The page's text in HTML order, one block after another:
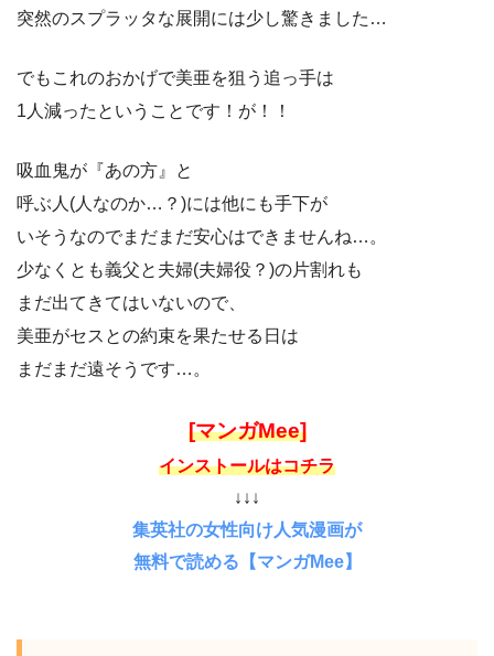
突然のスプラッタな展開には少し驚きました…
でもこれのおかげで美亜を狙う追っ手は
1人減ったということです！が！！
吸血鬼が『あの方』と
呼ぶ人(人なのか…？)には他にも手下が
いそうなのでまだまだ安心はできませんね…。
少なくとも義父と夫婦(夫婦役？)の片割れも
まだ出てきてはいないので、
美亜がセスとの約束を果たせる日は
まだまだ遠そうです…。
[マンガMee]
インストールはコチラ
↓↓↓
集英社の女性向け人気漫画が
無料で読める【マンガMee】